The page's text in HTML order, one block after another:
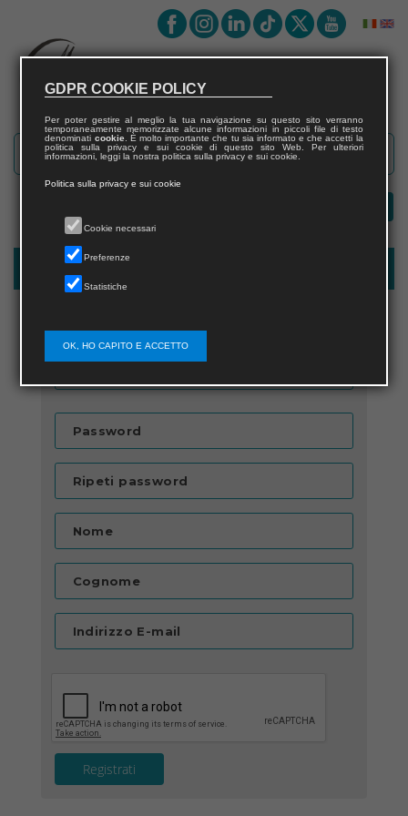
Registrazione nuovo utente per acquisti sul sito
Password
Ripeti password
Nome
Cognome
Indirizzo E-mail
Registrati
GDPR COOKIE POLICY
Per poter gestire al meglio la tua navigazione su questo sito verranno
temporaneamente memorizzate alcune informazioni in piccoli file di testo
denominati cookie. È molto importante che tu sia informato e che accetti la
politica sulla privacy e sui cookie di questo sito Web. Per ulteriori
informazioni, leggi la nostra politica sulla privacy e sui cookie.
Politica sulla privacy e sui cookie
Cookie necessari
Preferenze
Statistiche
OK, HO CAPITO E ACCETTO